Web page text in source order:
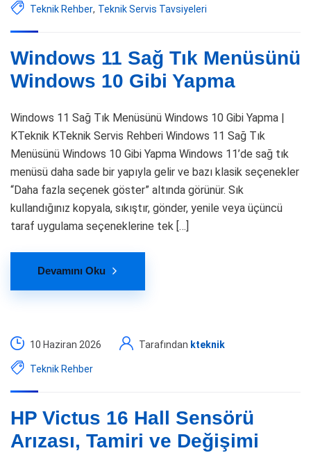
Teknik Rehber, Teknik Servis Tavsiyeleri
Windows 11 Sağ Tık Menüsünü
Windows 10 Gibi Yapma
Windows 11 Sağ Tık Menüsünü Windows 10 Gibi Yapma |
KTeknik KTeknik Servis Rehberi Windows 11 Sağ Tık
Menüsünü Windows 10 Gibi Yapma Windows 11’de sağ tık
menüsü daha sade bir yapıyla gelir ve bazı klasik seçenekler
“Daha fazla seçenek göster” altında görünür. Sık
kullandığınız kopyala, sıkıştır, gönder, yenile veya üçüncü
taraf uygulama seçeneklerine tek […]
Devamını Oku
10 Haziran 2026 Tarafından kteknik
Teknik Rehber
HP Victus 16 Hall Sensörü
Arızası, Tamiri ve Değişimi